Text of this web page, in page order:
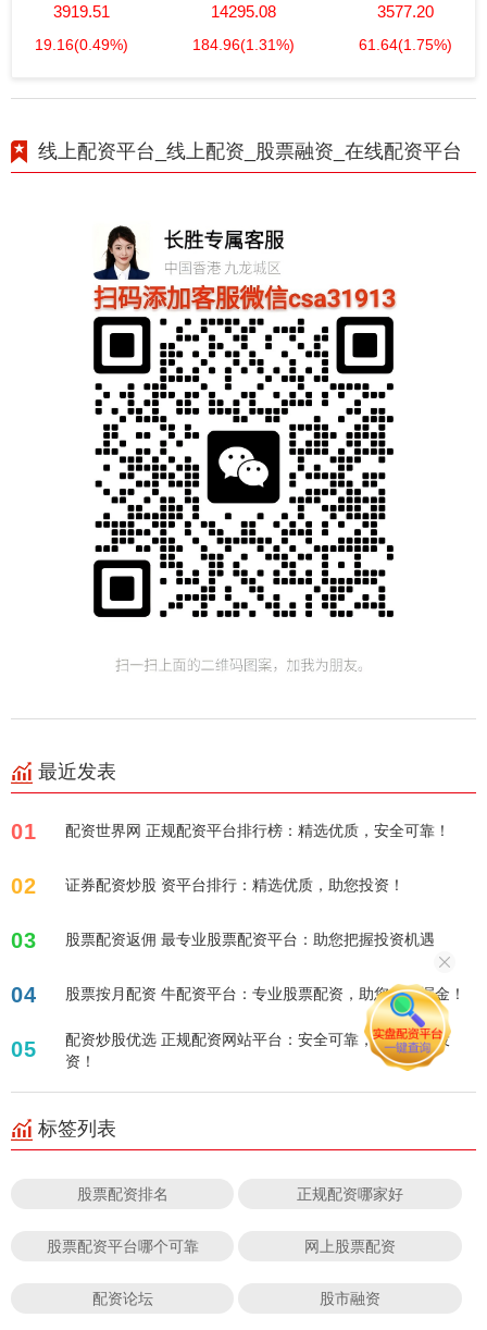
3919.51
19.16(0.49%)
14295.08
184.96(1.31%)
3577.20
61.64(1.75%)
线上配资平台_线上配资_股票融资_在线配资平台
最近发表
01 配资世界网 正规配资平台排行榜：精选优质，安全可靠！
02 证券配资炒股 资平台排行：精选优质，助您投资！
03 股票配资返佣 最专业股票配资平台：助您把握投资机遇
04 股票按月配资 牛配资平台：专业股票配资，助您牛市掘金！
05
配资炒股优选 正规配资网站平台：安全可靠，助您轻松投
资！
标签列表
股票配资排名 正规配资哪家好
股票配资平台哪个可靠 网上股票配资
配资论坛 股市融资